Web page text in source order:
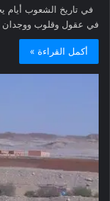
في تاريخ الشعوب أيام
في عقول وقلوب ووجدان
أكمل القراءة »